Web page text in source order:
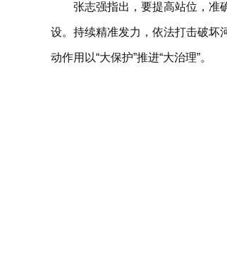
张志强指出，要提高站位，准
设。持续精准发力，依法打击破坏
动作用以“大保护”推进“大治理”。